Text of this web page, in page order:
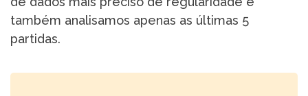
também analisamos apenas as últimas 5
partidas.